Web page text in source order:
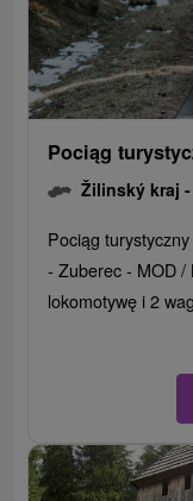
Pociąg
Žilinský kraj -
Pociąg
- Zuberec - MOD /
lokomotywę i 2